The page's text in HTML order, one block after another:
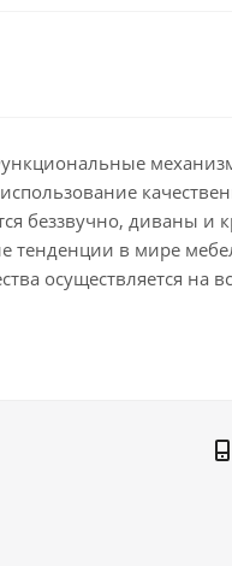
беззвучно, диваны и
тенденции в мире
осуществляется на